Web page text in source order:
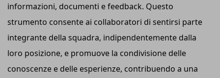
informazioni, documenti e feedback. Questo
strumento consente ai collaboratori di sentirsi parte
integrante della squadra, indipendentemente dalla
loro posizione, e promuove la condivisione delle
conoscenze e delle esperienze, contribuendo a una